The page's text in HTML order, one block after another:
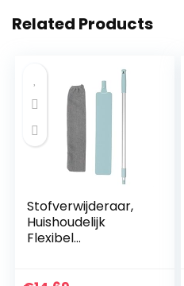
Related Products
Stofverwijderaar,
Huishoudelijk
Flexibel